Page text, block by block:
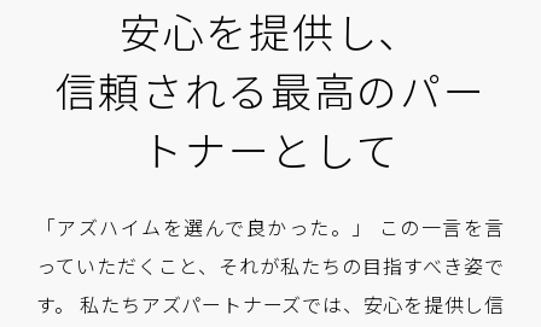
安心を提供し、
信頼される最高のパー
トナーとして
「アズハイムを選んで良かった。」
この一言を言
っていただくこと、それが私たちの目指すべき姿で
す。
私たちアズパートナーズでは、安心を提供し信